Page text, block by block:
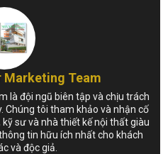
Marketing Team
là đội ngũ biên tập và chịu trách
Chúng tôi tham khảo và nhận cố
sư và nhà thiết kế nội thất giàu
tin hữu ích nhất cho khách
và độc giả.